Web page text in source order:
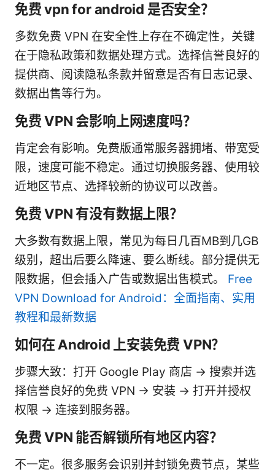
免费 vpn for android 是否安全？
多数免费 VPN 在安全性上存在不确定性，关键
在于隐私政策和数据处理方式。选择信誉良好的
提供商、阅读隐私条款并留意是否有日志记录、
数据出售等行为。
免费 VPN 会影响上网速度吗？
肯定会有影响。免费版通常服务器拥堵、带宽受
限，速度可能不稳定。通过切换服务器、使用较
近地区节点、选择较新的协议可以改善。
免费 VPN 有没有数据上限？
大多数有数据上限，常见为每日几百MB到几GB
级别，超出后要么降速、要么断线。部分提供无
限数据，但会插入广告或数据出售模式。 Free
VPN Download for Android：全面指南、实用
教程和最新数据
如何在 Android 上安装免费 VPN？
步骤大致：打开 Google Play 商店 → 搜索并选
择信誉良好的免费 VPN → 安装 → 打开并授权
权限 → 连接到服务器。
免费 VPN 能否解锁所有地区内容？
不一定。很多服务会识别并封锁免费节点，某些